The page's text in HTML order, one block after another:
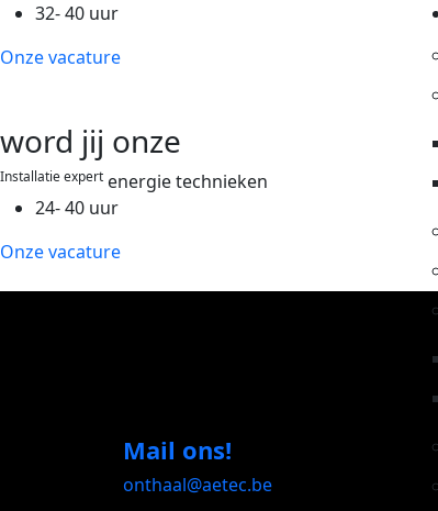
32- 40 uur
Onze vacature
word jij onze
Installatie expert energie technieken
24- 40 uur
Onze vacature
Mail ons!
onthaal@aetec.be